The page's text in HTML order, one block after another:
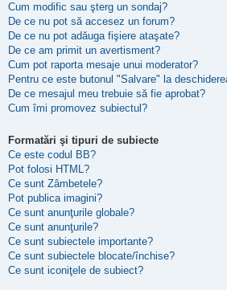
Cum modific sau şterg un sondaj?
De ce nu pot să accesez un forum?
De ce nu pot adăuga fişiere ataşate?
De ce am primit un avertisment?
Cum pot raporta mesaje unui moderator?
Pentru ce este butonul "Salvare" la
De ce mesajul meu trebuie să fie aprobat?
Cum îmi promovez subiectul?
Formatări şi tipuri de subiecte
Ce este codul BB?
Pot folosi HTML?
Ce sunt Zâmbetele?
Pot publica imagini?
Ce sunt anunţurile globale?
Ce sunt anunţurile?
Ce sunt subiectele importante?
Ce sunt subiectele blocate/închise?
Ce sunt iconiţele de subiect?